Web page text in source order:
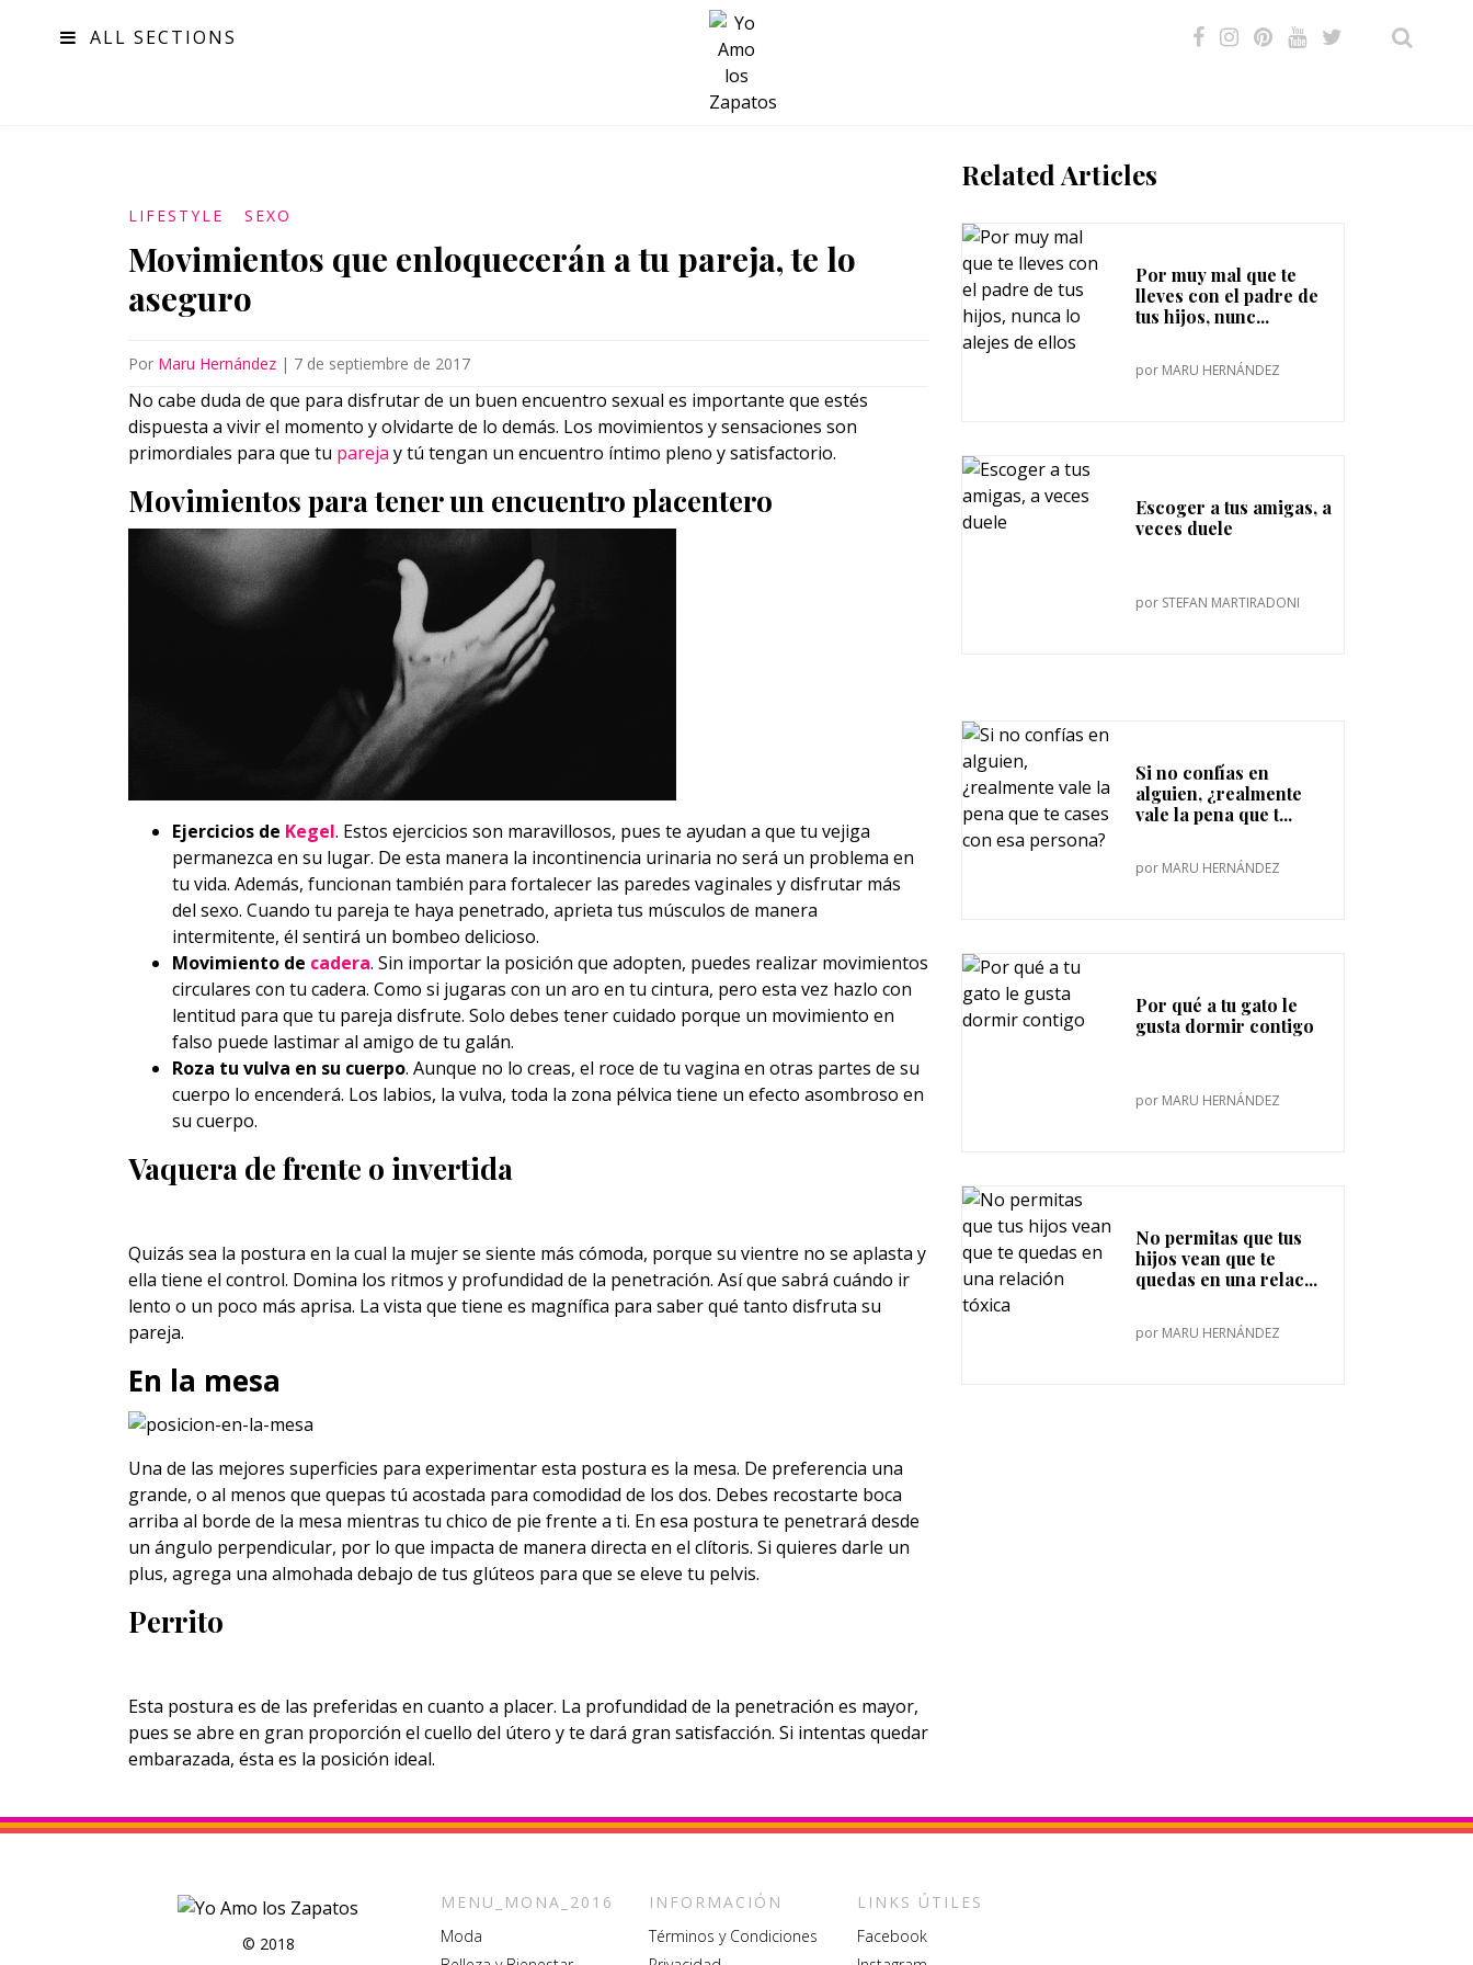
ALL SECTIONS
SALUD
LIFESTYLE SEXO
Movimientos que enloquecerán a tu pareja, te lo
aseguro
Por Maru Hernández | 7 de septiembre de 2017
No cabe duda de que para disfrutar de un buen encuentro sexual es importante que estés
dispuesta a vivir el momento y olvidarte de lo demás. Los movimientos y sensaciones son
primordiales para que tu pareja y tú tengan un encuentro íntimo pleno y satisfactorio.
Movimientos para tener un encuentro placentero
Ejercicios de Kegel. Estos ejercicios son maravillosos, pues te ayudan a que tu vejiga
permanezca en su lugar. De esta manera la incontinencia urinaria no será un problema en
tu vida. Además, funcionan también para fortalecer las paredes vaginales y disfrutar más
del sexo. Cuando tu pareja te haya penetrado, aprieta tus músculos de manera
intermitente, él sentirá un bombeo delicioso.
Movimiento de cadera. Sin importar la posición que adopten, puedes realizar movimientos
circulares con tu cadera. Como si jugaras con un aro en tu cintura, pero esta vez hazlo con
lentitud para que tu pareja disfrute. Solo debes tener cuidado porque un movimiento en
falso puede lastimar al amigo de tu galán.
Roza tu vulva en su cuerpo. Aunque no lo creas, el roce de tu vagina en otras partes de su
cuerpo lo encenderá. Los labios, la vulva, toda la zona pélvica tiene un efecto asombroso en
su cuerpo.
Vaquera de frente o invertida
Quizás sea la postura en la cual la mujer se siente más cómoda, porque su vientre no se aplasta y
ella tiene el control. Domina los ritmos y profundidad de la penetración. Así que sabrá cuándo ir
lento o un poco más aprisa. La vista que tiene es magnífica para saber qué tanto disfruta su
pareja.
En la mesa
Una de las mejores superficies para experimentar esta postura es la mesa. De preferencia una
grande, o al menos que quepas tú acostada para comodidad de los dos. Debes recostarte boca
arriba al borde de la mesa mientras tu chico de pie frente a ti. En esa postura te penetrará desde
un ángulo perpendicular, por lo que impacta de manera directa en el clítoris. Si quieres darle un
plus, agrega una almohada debajo de tus glúteos para que se eleve tu pelvis.
Perrito
Esta postura es de las preferidas en cuanto a placer. La profundidad de la penetración es mayor,
pues se abre en gran proporción el cuello del útero y te dará gran satisfacción. Si intentas quedar
embarazada, ésta es la posición ideal.
Related Articles
Por muy mal que te
lleves con el padre de
tus hijos, nunc...
por MARU HERNÁNDEZ
Escoger a tus amigas, a
veces duele
por STEFAN MARTIRADONI
Si no confías en
alguien, ¿realmente
vale la pena que t...
por MARU HERNÁNDEZ
Por qué a tu gato le
gusta dormir contigo
por MARU HERNÁNDEZ
No permitas que tus
hijos vean que te
quedas en una relac...
por MARU HERNÁNDEZ
© 2018
MENU_MONA_2016
Moda
INFORMACIÓN
Términos y Condiciones
LINKS ÚTILES
Facebook